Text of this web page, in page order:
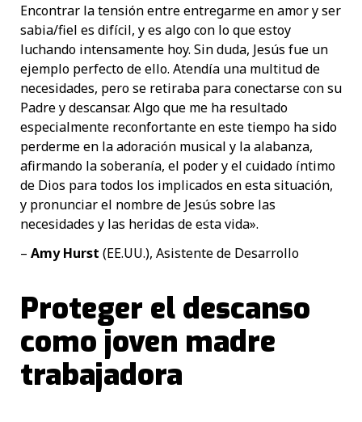
Encontrar la tensión entre entregarme en amor y ser
sabia/fiel es difícil, y es algo con lo que estoy
luchando intensamente hoy. Sin duda, Jesús fue un
ejemplo perfecto de ello. Atendía una multitud de
necesidades, pero se retiraba para conectarse con su
Padre y descansar. Algo que me ha resultado
especialmente reconfortante en este tiempo ha sido
perderme en la adoración musical y la alabanza,
afirmando la soberanía, el poder y el cuidado íntimo
de Dios para todos los implicados en esta situación,
y pronunciar el nombre de Jesús sobre las
necesidades y las heridas de esta vida».
– Amy Hurst (EE.UU.), Asistente de Desarrollo
Proteger el descanso
como joven madre
trabajadora